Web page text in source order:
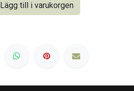
Lägg till i varukorgen